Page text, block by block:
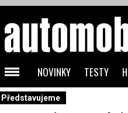
Představujeme
NOVINKY TESTY